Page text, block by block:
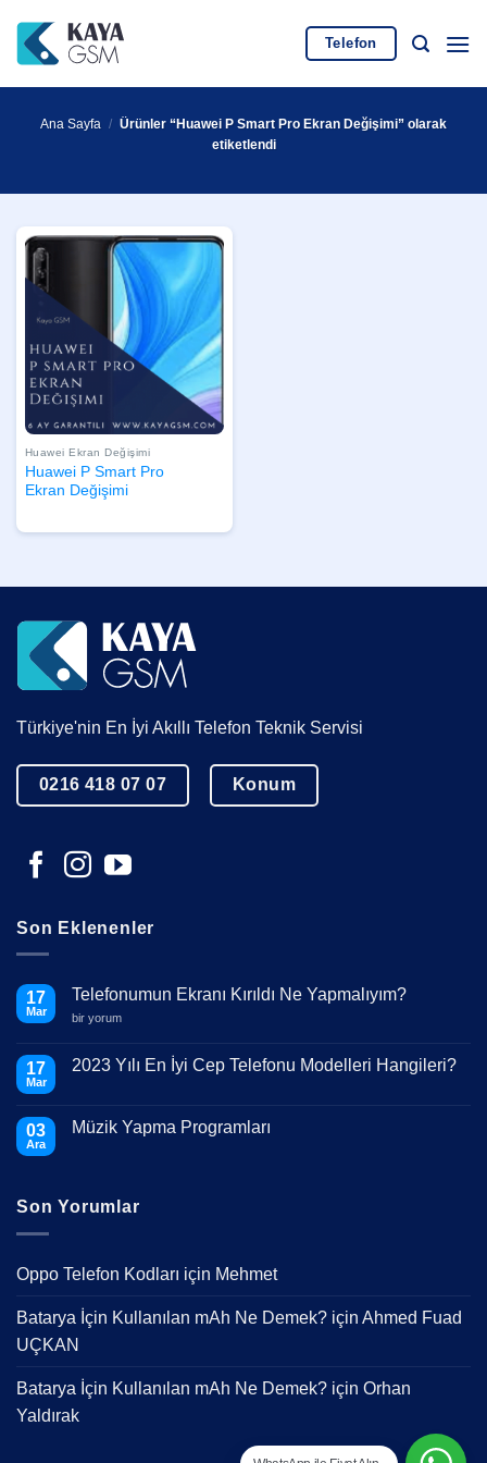
atla
Telefon
Ana Sayfa / Ürünler “Huawei P Smart Pro Ekran Değişimi” olarak
etiketlendi
Huawei Ekran Değişimi
Huawei P Smart Pro
Ekran Değişimi
Türkiye'nin En İyi Akıllı Telefon Teknik Servisi
0216 418 07 07 Konum
Son Eklenenler
17
Mar
Telefonumun Ekranı Kırıldı Ne Yapmalıyım?
Telefonumun
Ne
Yapmalıyım?
bir yorum
17
Mar
2023 Yılı En İyi Cep Telefonu Modelleri Hangileri?
Yılı
Modelleri
Hangileri?
03
Ara
Müzik Yapma Programları
Programları
Son Yorumlar
Oppo Telefon Kodları için Mehmet
Batarya İçin Kullanılan mAh Ne Demek? için Ahmed Fuad
UÇKAN
Batarya İçin Kullanılan mAh Ne Demek? için Orhan
Yaldırak